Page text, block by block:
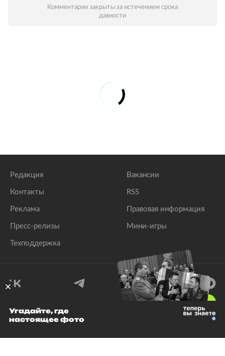
Комментарии закрыты за истечением срока
давности
Редакция
Контакты
Реклама
Пресс-релизы
Техподдержка
Вакансии
RSS
Правовая информация
Мини-игры
© 1999–2026 Все права защищены.
Угадайте, где
настоящее фото